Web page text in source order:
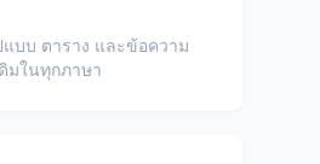
บบ ตาราง และข้อความ
มในทุกภาษา